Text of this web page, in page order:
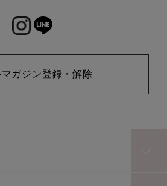
マガジン登録・解除